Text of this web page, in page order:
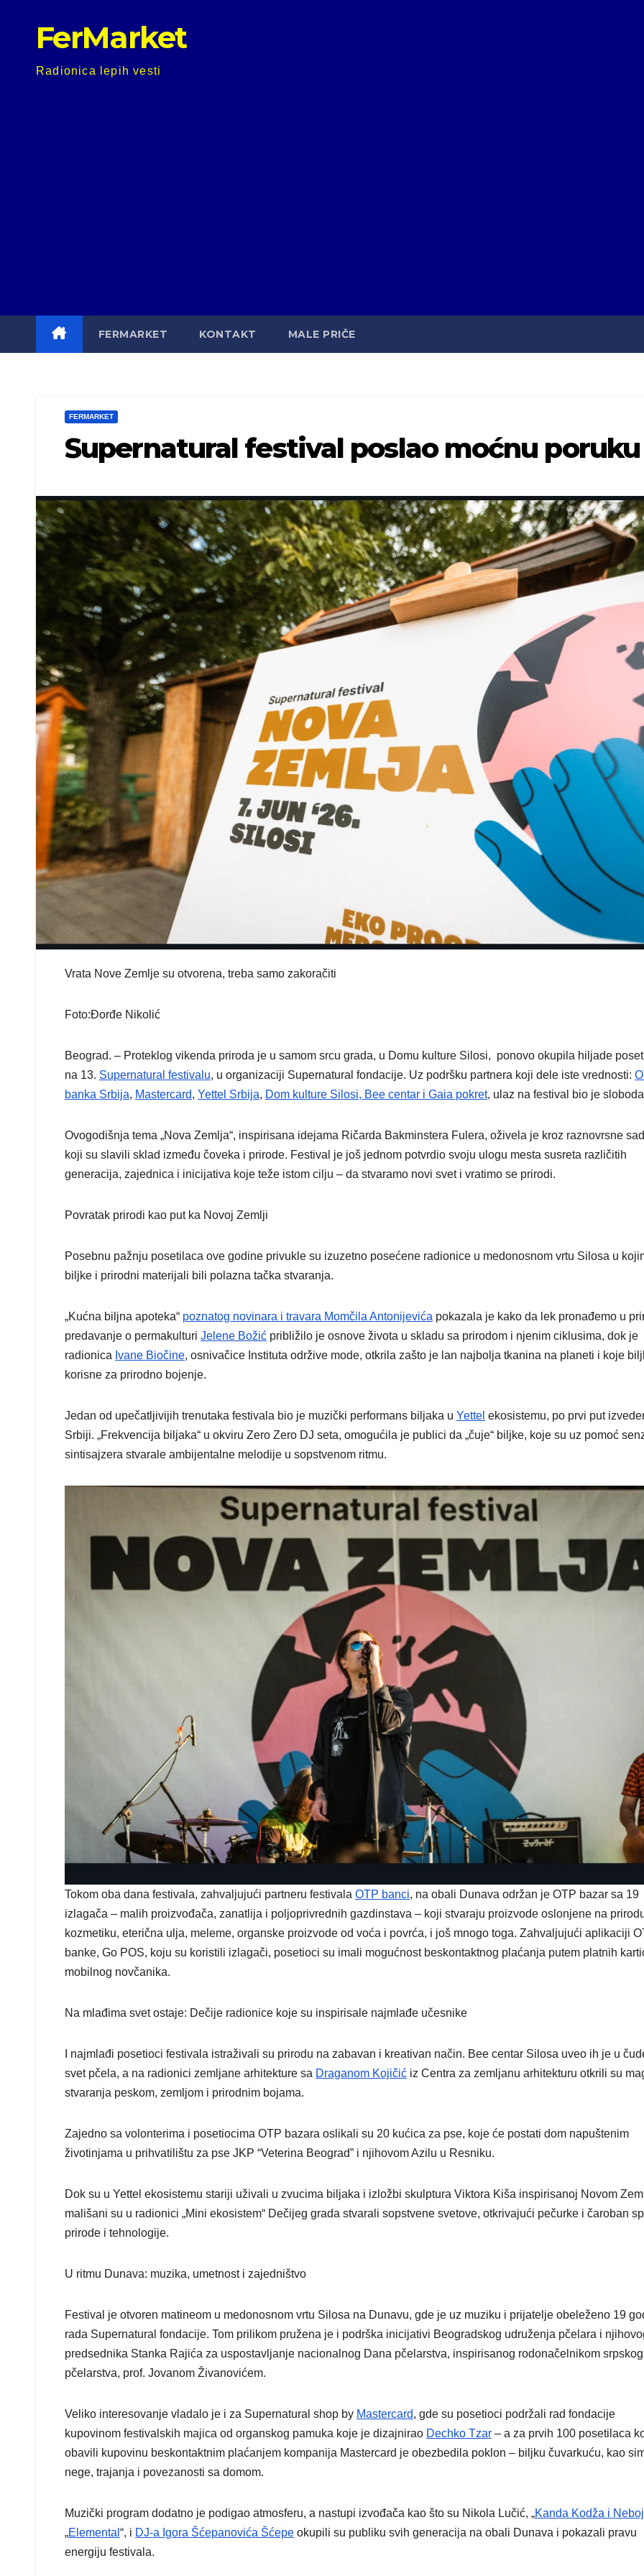
FerMarket
Radionica lepih vesti
FERMARKET KONTAKT MALE PRIČE
FERMARKET
Supernatural festival poslao moćnu poruku
Vrata Nove Zemlje su otvorena, treba samo zakoračiti
Foto:Đorđe Nikolić
Beograd. – Proteklog vikenda priroda je u samom srcu grada, u Domu kulture Silosi, ponovo okupila hiljade
na 13. Supernatural festivalu, u organizaciji Supernatural fondacije. Uz podršku partnera koji dele iste vrednosti:
banka Srbija, Mastercard, Yettel Srbija, Dom kulture Silosi, Bee centar i Gaia pokret, ulaz na festival bio je
Ovogodišnja tema „Nova Zemlja“, inspirisana idejama Ričarda Bakminstera Fulera, oživela je kroz raznovrsne
koji su slavili sklad između čoveka i prirode. Festival je još jednom potvrdio svoju ulogu mesta susreta različitih
generacija, zajednica i inicijativa koje teže istom cilju – da stvaramo novi svet i vratimo se prirodi.
Povratak prirodi kao put ka Novoj Zemlji
Posebnu pažnju posetilaca ove godine privukle su izuzetno posećene radionice u medonosnom vrtu Silosa u
biljke i prirodni materijali bili polazna tačka stvaranja.
„Kućna biljna apoteka“ poznatog novinara i travara Momčila Antonijevića pokazala je kako da lek pronađemo u
predavanje o permakulturi Jelene Božić približilo je osnove života u skladu sa prirodom i njenim ciklusima, dok je
radionica Ivane Biočine, osnivačice Instituta održive mode, otkrila zašto je lan najbolja tkanina na planeti i koje
korisne za prirodno bojenje.
Jedan od upečatljivijih trenutaka festivala bio je muzički performans biljaka u Yettel ekosistemu, po prvi put
Srbiji. „Frekvencija biljaka“ u okviru Zero Zero DJ seta, omogućila je publici da „čuje“ biljke, koje su uz pomoć
sintisajzera stvarale ambijentalne melodije u sopstvenom ritmu.
Tokom oba dana festivala, zahvaljujući partneru festivala OTP banci, na obali Dunava održan je OTP bazar sa 19
izlagača – malih proizvođača, zanatlija i poljoprivrednih gazdinstava – koji stvaraju proizvode oslonjene na
kozmetiku, eterična ulja, meleme, organske proizvode od voća i povrća, i još mnogo toga. Zahvaljujući aplikaciji
banke, Go POS, koju su koristili izlagači, posetioci su imali mogućnost beskontaktnog plaćanja putem platnih
mobilnog novčanika.
Na mlađima svet ostaje: Dečije radionice koje su inspirisale najmlađe učesnike
I najmlađi posetioci festivala istraživali su prirodu na zabavan i kreativan način. Bee centar Silosa uveo ih je u
svet pčela, a na radionici zemljane arhitekture sa Draganom Kojičić iz Centra za zemljanu arhitekturu otkrili su
stvaranja peskom, zemljom i prirodnim bojama.
Zajedno sa volonterima i posetiocima OTP bazara oslikali su 20 kućica za pse, koje će postati dom napuštenim
životinjama u prihvatilištu za pse JKP “Veterina Beograd” i njihovom Azilu u Resniku.
Dok su u Yettel ekosistemu stariji uživali u zvucima biljaka i izložbi skulptura Viktora Kiša inspirisanoj Novom
mališani su u radionici „Mini ekosistem“ Dečijeg grada stvarali sopstvene svetove, otkrivajući pečurke i čaroban
prirode i tehnologije.
U ritmu Dunava: muzika, umetnost i zajedništvo
Festival je otvoren matineom u medonosnom vrtu Silosa na Dunavu, gde je uz muziku i prijatelje obeleženo 19
rada Supernatural fondacije. Tom prilikom pružena je i podrška inicijativi Beogradskog udruženja pčelara i
predsednika Stanka Rajića za uspostavljanje nacionalnog Dana pčelarstva, inspirisanog rodonačelnikom srpskog
pčelarstva, prof. Jovanom Živanovićem.
Veliko interesovanje vladalo je i za Supernatural shop by Mastercard, gde su posetioci podržali rad fondacije
kupovinom festivalskih majica od organskog pamuka koje je dizajnirao Dechko Tzar – a za prvih 100 posetilaca
obavili kupovinu beskontaktnim plaćanjem kompanija Mastercard je obezbedila poklon – biljku čuvarkuću, kao
nege, trajanja i povezanosti sa domom.
Muzički program dodatno je podigao atmosferu, a nastupi izvođača kao što su Nikola Lučić, „Kanda Kodža i
„Elemental “, i DJ-a Igora Šćepanovića Šćepe okupili su publiku svih generacija na obali Dunava i pokazali pravu
energiju festivala.
Međunarodni
dan mačaka:
upoznajte
istanbulske
mace
VIKEND
na
rada